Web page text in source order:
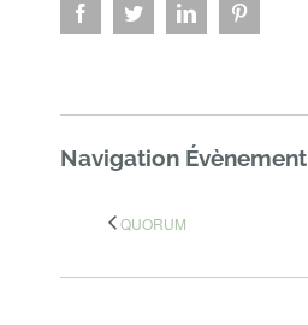
FacebookTwitterLinkedIn
Navigation Évènement
QUORUM